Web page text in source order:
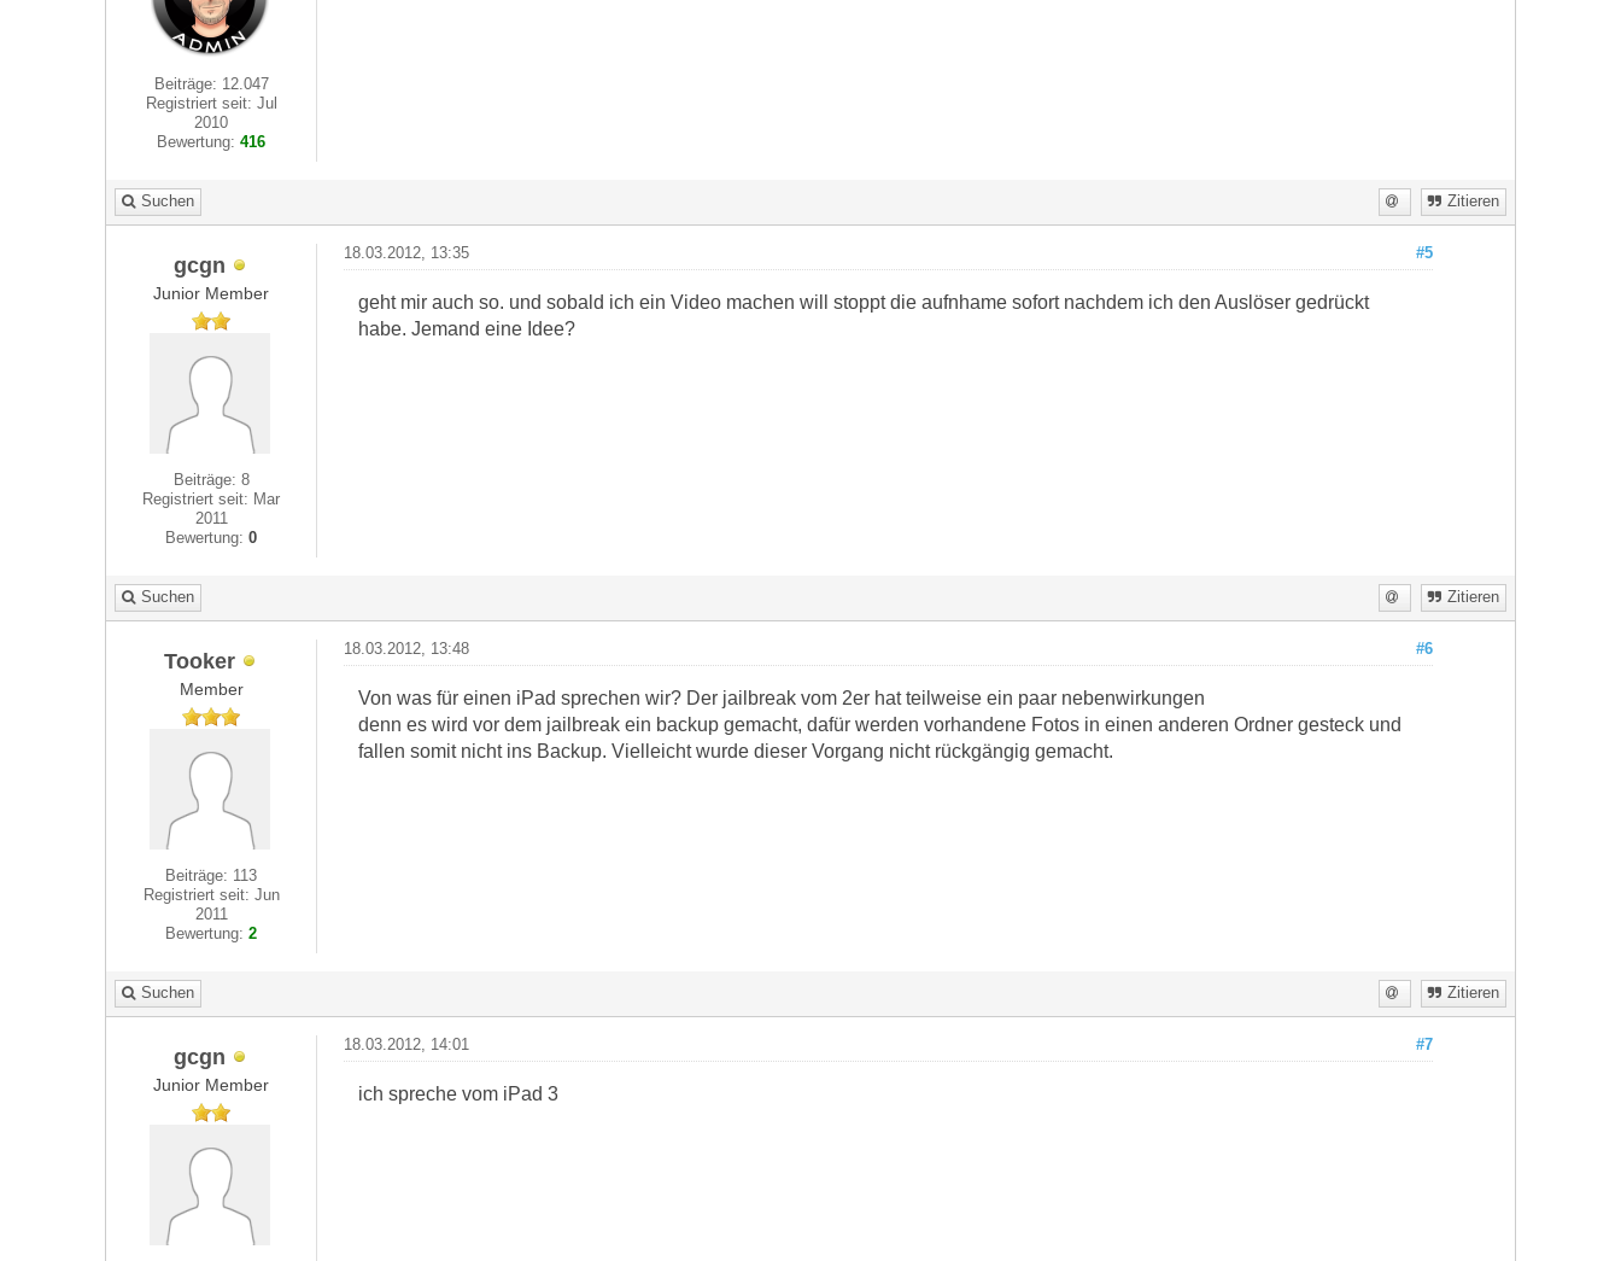
Beiträge: 12.047
Registriert seit: Jul
2010
Bewertung:416
Suchen Zitieren
gcgn
Junior Member
Beiträge: 8
Registriert seit: Mar
2011
Bewertung:0
#5
18.03.2012, 13:35
geht mir auch so. und sobald ich ein Video machen will stoppt die aufnhame sofort nachdem ich den Auslöser gedrückt
habe. Jemand eine Idee?
Suchen Zitieren
Tooker
Member
Beiträge: 113
Registriert seit: Jun
2011
Bewertung:2
#6
18.03.2012, 13:48
Von was für einen iPad sprechen wir? Der jailbreak vom 2er hat teilweise ein paar nebenwirkungen
denn es wird vor dem jailbreak ein backup gemacht, dafür werden vorhandene Fotos in einen anderen Ordner gesteck und
fallen somit nicht ins Backup. Vielleicht wurde dieser Vorgang nicht rückgängig gemacht.
Suchen Zitieren
gcgn
Junior Member
#7
18.03.2012, 14:01
ich spreche vom iPad 3